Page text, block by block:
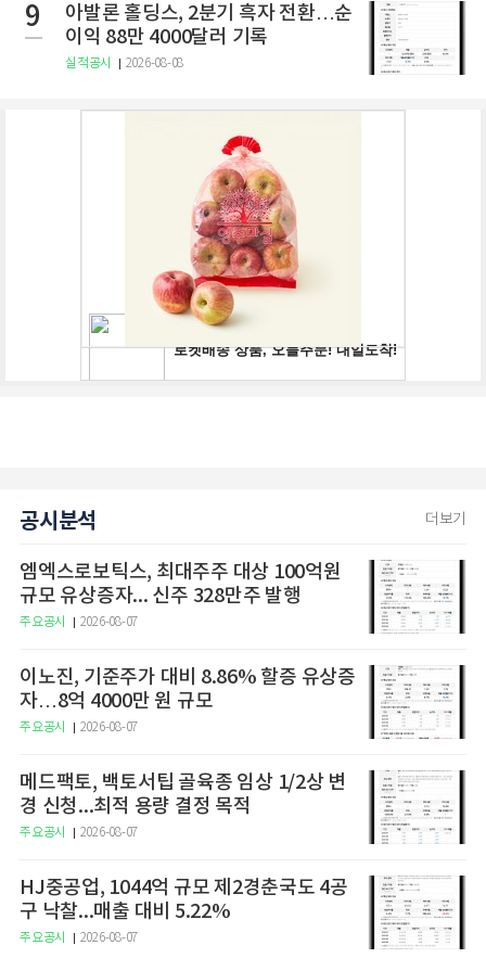
9
아발론 홀딩스, 2분기 흑자 전환…순
이익 88만 4000달러 기록
실적공시 2026-08-08
공시분석 더보기
엠엑스로보틱스, 최대주주 대상 100억원
규모 유상증자... 신주 328만주 발행
주요공시 2026-08-07
이노진, 기준주가 대비 8.86% 할증 유상증
자…8억 4000만 원 규모
주요공시 2026-08-07
메드팩토, 백토서팁 골육종 임상 1/2상 변
경 신청...최적 용량 결정 목적
주요공시 2026-08-07
HJ중공업, 1044억 규모 제2경춘국도 4공
구 낙찰...매출 대비 5.22%
주요공시 2026-08-07